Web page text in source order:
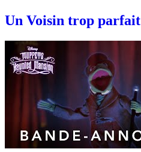
Un Voisin trop parfait